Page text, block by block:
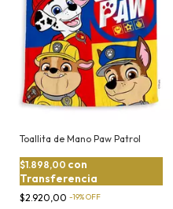
Toallita de Mano Paw Patrol
$2.920,00 -19%OFF
$1.898,00 con
Transferencia